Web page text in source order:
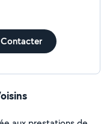
Contacter